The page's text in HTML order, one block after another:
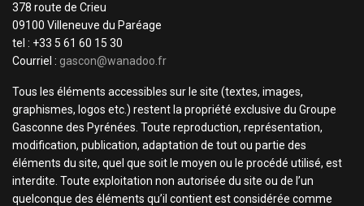
378 route de Crieu
09100 Villeneuve du Paréage
tel : +33 5 61 60 15 30
Courriel : gascon@wanadoo.fr
Tous les éléments accessibles sur le site (textes, images,
graphismes, logos etc.) restent la propriété exclusive du Groupe
Gasconne des Pyrénées. Toute reproduction, représentation,
modification, publication, adaptation de tout ou partie des
éléments du site, quel que soit le moyen ou le procédé utilisé, est
interdite. Toute exploitation non autorisée du site ou de l’un
quelconque des éléments qu’il contient est considérée comme